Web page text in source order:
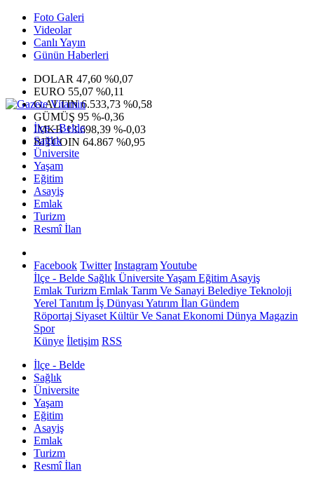
Foto Galeri
Videolar
Canlı Yayın
Günün Haberleri
DOLAR 47,60 %0,07
EURO 55,07 %0,11
G.ALTIN6.533,73 %0,58
GÜMÜŞ 95 %-0,36
IMKB13.698,39 %-0,03
BITCOIN 64.867 %0,95
İlçe - Belde
Sağlık
Üniversite
Yaşam
Eğitim
Asayiş
Emlak
Turizm
Resmî İlan
Facebook Twitter InstagramYoutube
İlçe - Belde Sağlık ÜniversiteYaşam Eğitim Asayiş
Emlak Turizm Emlak Tarım Ve Sanayi Belediye Teknoloji
Yerel Tanıtım İş Dünyası Yatırım İlan Gündem
Röportaj Siyaset Kültür Ve Sanat Ekonomi Dünya Magazin
Spor
Künye İletişim RSS
İlçe - Belde
Sağlık
Üniversite
Yaşam
Eğitim
Asayiş
Emlak
Turizm
Resmî İlan